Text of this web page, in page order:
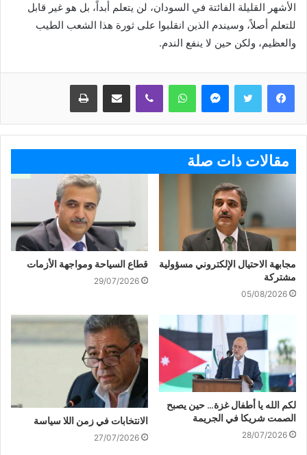
الأشهر القليلة الفائتة في السودان، لن يتعلم أبداً، بل هو غير قابل
للتعلم أصلاً، وسيندم الذين انقلبوا على ثورة هذا الشعب الطيب
والعظيم، ولكن حين لا ينفع الندم.
ماسنجر واتساب ڤايبر مشاركة عبر البريد طباعة
مقالات ذات صلة
مجابهة الاحتيال الإلكتروني مسؤولية
مشتركة
05/08/2026
قطاع السياحة ومواجهة الأزمات
29/07/2026
لكم الله يا أطفال غزة… حين يصبح
الصمت شريكا في الجريمة
28/07/2026
الانتخابات في زمن اللا سياسة
27/07/2026